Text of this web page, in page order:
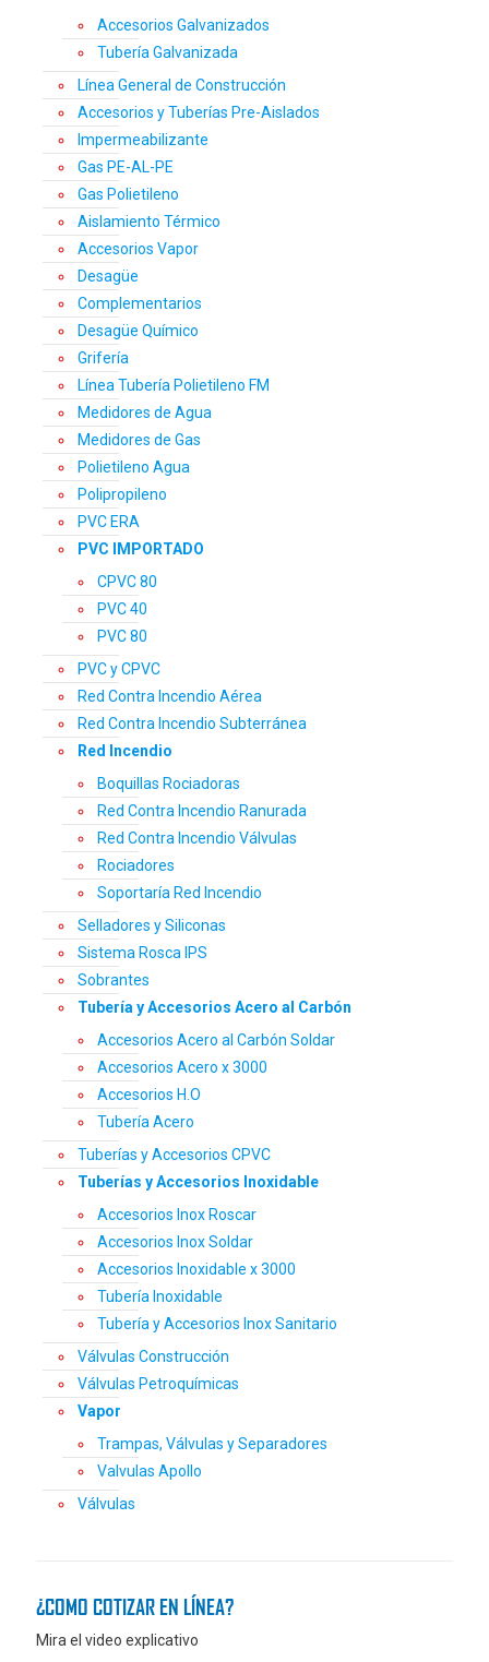
Accesorios Galvanizados
Tubería Galvanizada
Línea General de Construcción
Accesorios y Tuberías Pre-Aislados
Impermeabilizante
Gas PE-AL-PE
Gas Polietileno
Aislamiento Térmico
Accesorios Vapor
Desagüe
Complementarios
Desagüe Químico
Grifería
Línea Tubería Polietileno FM
Medidores de Agua
Medidores de Gas
Polietileno Agua
Polipropileno
PVC ERA
PVC IMPORTADO
CPVC 80
PVC 40
PVC 80
PVC y CPVC
Red Contra Incendio Aérea
Red Contra Incendio Subterránea
Red Incendio
Boquillas Rociadoras
Red Contra Incendio Ranurada
Red Contra Incendio Válvulas
Rociadores
Soportaría Red Incendio
Selladores y Siliconas
Sistema Rosca IPS
Sobrantes
Tubería y Accesorios Acero al Carbón
Accesorios Acero al Carbón Soldar
Accesorios Acero x 3000
Accesorios H.O
Tubería Acero
Tuberías y Accesorios CPVC
Tuberías y Accesorios Inoxidable
Accesorios Inox Roscar
Accesorios Inox Soldar
Accesorios Inoxidable x 3000
Tubería Inoxidable
Tubería y Accesorios Inox Sanitario
Válvulas Construcción
Válvulas Petroquímicas
Vapor
Trampas, Válvulas y Separadores
Valvulas Apollo
Válvulas
¿COMO COTIZAR EN LÍNEA?
Mira el video explicativo